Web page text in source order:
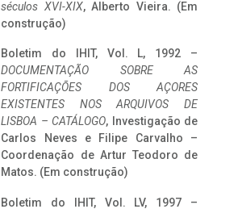
séculos XVI-XIX, Alberto Vieira. (Em
construção)
Boletim do IHIT, Vol. L, 1992 –
DOCUMENTAÇÃO SOBRE AS
FORTIFICAÇÕES DOS AÇORES
EXISTENTES NOS ARQUIVOS DE
LISBOA – CATÁLOGO, Investigação de
Carlos Neves e Filipe Carvalho –
Coordenação de Artur Teodoro de
Matos. (Em construção)
Boletim do IHIT, Vol. LV, 1997 –